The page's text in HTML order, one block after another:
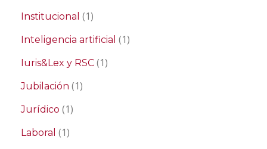
Institucional (1)
Inteligencia artificial (1)
Iuris&Lex y RSC (1)
Jubilación (1)
Jurídico (1)
Laboral (1)